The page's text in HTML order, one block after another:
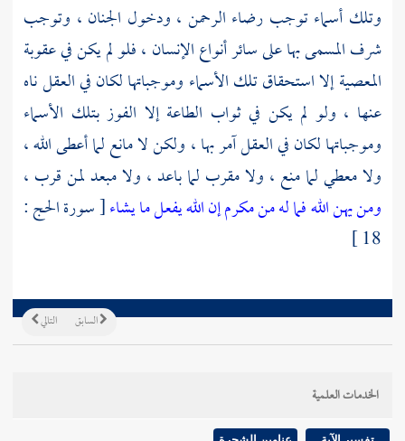
وتلك أسماء توجب رضاء الرحمن ، ودخول الجنان ، وتوجب
شرف المسمى بها على سائر أنواع الإنسان ، فلو لم يكن في عقوبة
المعصية إلا استحقاق تلك الأسماء وموجباتها لكان في العقل ناه
عنها ، ولو لم يكن في ثواب الطاعة إلا الفوز بتلك الأسماء
وموجباتها لكان في العقل آمر بها ، ولكن لا مانع لما أعطى الله ،
ولا معطي لما منع ، ولا مقرب لما باعد ، ولا مبعد لمن قرب ،
ومن يهن الله فما له من مكرم إن الله يفعل ما يشاء[ سورة الحج :
18 ]
التالي السابق
الخدمات العلمية